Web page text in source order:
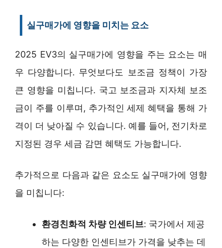
실구매가에 영향을 미치는 요소
2025 EV3의 실구매가에 영향을 주는 요소는 매
우 다양합니다. 무엇보다도 보조금 정책이 가장
큰 영향을 미칩니다. 국고 보조금과 지자체 보조
금이 주를 이루며, 추가적인 세제 혜택을 통해 가
격이 더 낮아질 수 있습니다. 예를 들어, 전기차로
지정된 경우 세금 감면 혜택도 가능합니다.
추가적으로 다음과 같은 요소도 실구매가에 영향
을 미칩니다:
환경친화적 차량 인센티브: 국가에서 제공
하는 다양한 인센티브가 가격을 낮추는 데